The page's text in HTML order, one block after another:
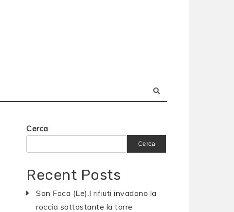
Cerca
Cerca
Recent Posts
San Foca (Le).I rifiuti invadono la
roccia sottostante la torre